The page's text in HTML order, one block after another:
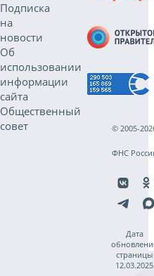
Подписка
на
новости
Об
использовании
информации
сайта
Общественный
совет
© 2005-
ФНС
Дата
страницы
12.03.2025